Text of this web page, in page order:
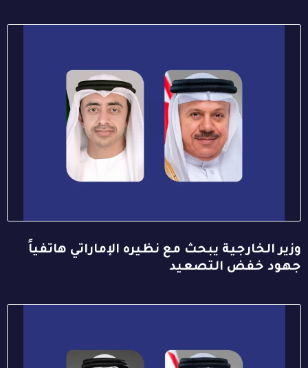
وزير الخارجية يبحث مع نظيره الإماراتي هاتفياً
جهود خفض التصعيد